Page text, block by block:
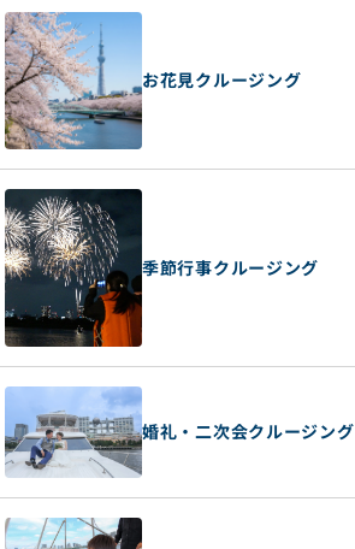
お花見クルージング
季節行事クルージング
婚礼・二次会クルージング